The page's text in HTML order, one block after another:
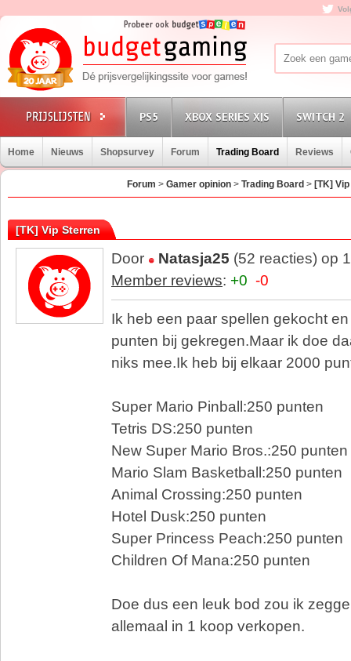
PS5 XBOX SERIES X|S SWITCH 2
Home Nieuws Shopsurvey Forum Trading Board Reviews
Forum > Gamer opinion > Trading Board > [TK]
[TK] Vip Sterren
Door Natasja25 (52 reacties) op
Member reviews: +0 -0
Ik heb een paar spellen gekocht
punten bij gekregen.Maar ik doe
niks mee.Ik heb bij elkaar 2000
Super Mario Pinball:250 punten
Tetris DS:250 punten
New Super Mario Bros.:250 punten
Mario Slam Basketball:250 punten
Animal Crossing:250 punten
Hotel Dusk:250 punten
Super Princess Peach:250 punten
Children Of Mana:250 punten
Doe dus een leuk bod zou ik
allemaal in 1 koop verkopen.